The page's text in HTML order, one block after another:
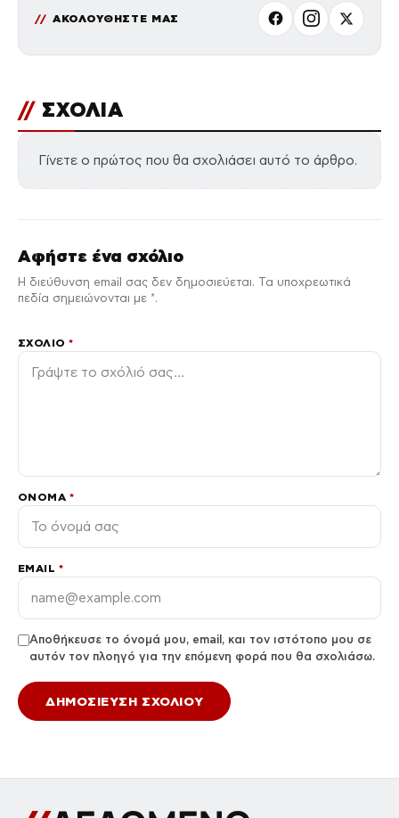
ΑΚΟΛΟΥΘΗΣΤΕ ΜΑΣ
// ΣΧΟΛΙΑ
Γίνετε ο πρώτος που θα σχολιάσει αυτό το άρθρο.
Αφήστε ένα σχόλιο
Η διεύθυνση email σας δεν δημοσιεύεται. Τα υποχρεωτικά
πεδία σημειώνονται με *.
ΣΧΌΛΙΟ*
ΌΝΟΜΑ *
EMAIL *
Αποθήκευσε το όνομά μου, email, και τον ιστότοπο μου σε
αυτόν τον πλοηγό για την επόμενη φορά που θα σχολιάσω.